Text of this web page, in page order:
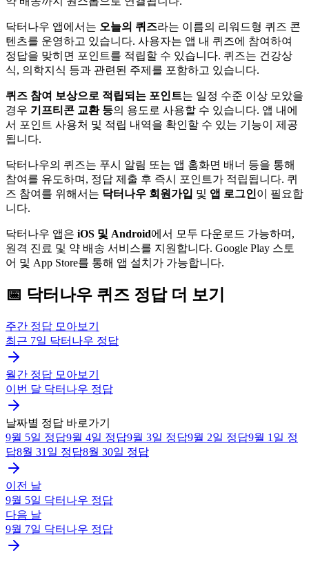
닥터나우 앱에서는 오늘의 퀴즈라는 이름의 리워드형 퀴즈 콘
텐츠를 운영하고 있습니다. 사용자는 앱 내 퀴즈에 참여하여
정답을 맞히면 포인트를 적립할 수 있습니다. 퀴즈는 건강상
식, 의학지식 등과 관련된 주제를 포함하고 있습니다.
퀴즈 참여 보상으로 적립되는 포인트는 일정 수준 이상 모았을
경우 기프티콘 교환 등의 용도로 사용할 수 있습니다. 앱 내에
서 포인트 사용처 및 적립 내역을 확인할 수 있는 기능이 제공
됩니다.
닥터나우의 퀴즈는 푸시 알림 또는 앱 홈화면 배너 등을 통해
참여를 유도하며, 정답 제출 후 즉시 포인트가 적립됩니다. 퀴
즈 참여를 위해서는 닥터나우 회원가입 및 앱 로그인이 필요합
니다.
닥터나우 앱은 iOS 및 Android에서 모두 다운로드 가능하며,
원격 진료 및 약 배송 서비스를 지원합니다. Google Play 스토
어 및 App Store를 통해 앱 설치가 가능합니다.
📅 닥터나우 퀴즈 정답 더 보기
주간 정답 모아보기
최근 7일 닥터나우 정답
월간 정답 모아보기
이번 달 닥터나우 정답
날짜별 정답 바로가기
9월 5일 정답9월 4일 정답9월 3일 정답9월 2일 정답9월 1일 정
답8월 31일 정답8월 30일 정답
이전 날
9월 5일 닥터나우 정답
다음 날
9월 7일 닥터나우 정답